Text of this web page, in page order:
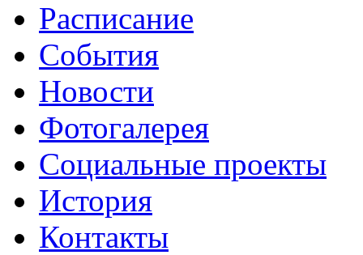
Расписание
События
Новости
Фотогалерея
Социальные проекты
История
Контакты